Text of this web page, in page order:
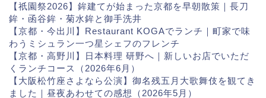
【祇園祭2026】鉾建てが始まった京都を早朝散策｜長刀
鉾・函谷鉾・菊水鉾と御手洗井
【京都・今出川】Restaurant KOGAでランチ｜町家で味
わうミシュラン一つ星シェフのフレンチ
【京都・高野川】日本料理 研野へ｜新しいお店でいただ
くランチコース（2026年6月）
【大阪松竹座さよなら公演】御名残五月大歌舞伎を観てき
ました｜昼夜あわせての感想（2026年5月）